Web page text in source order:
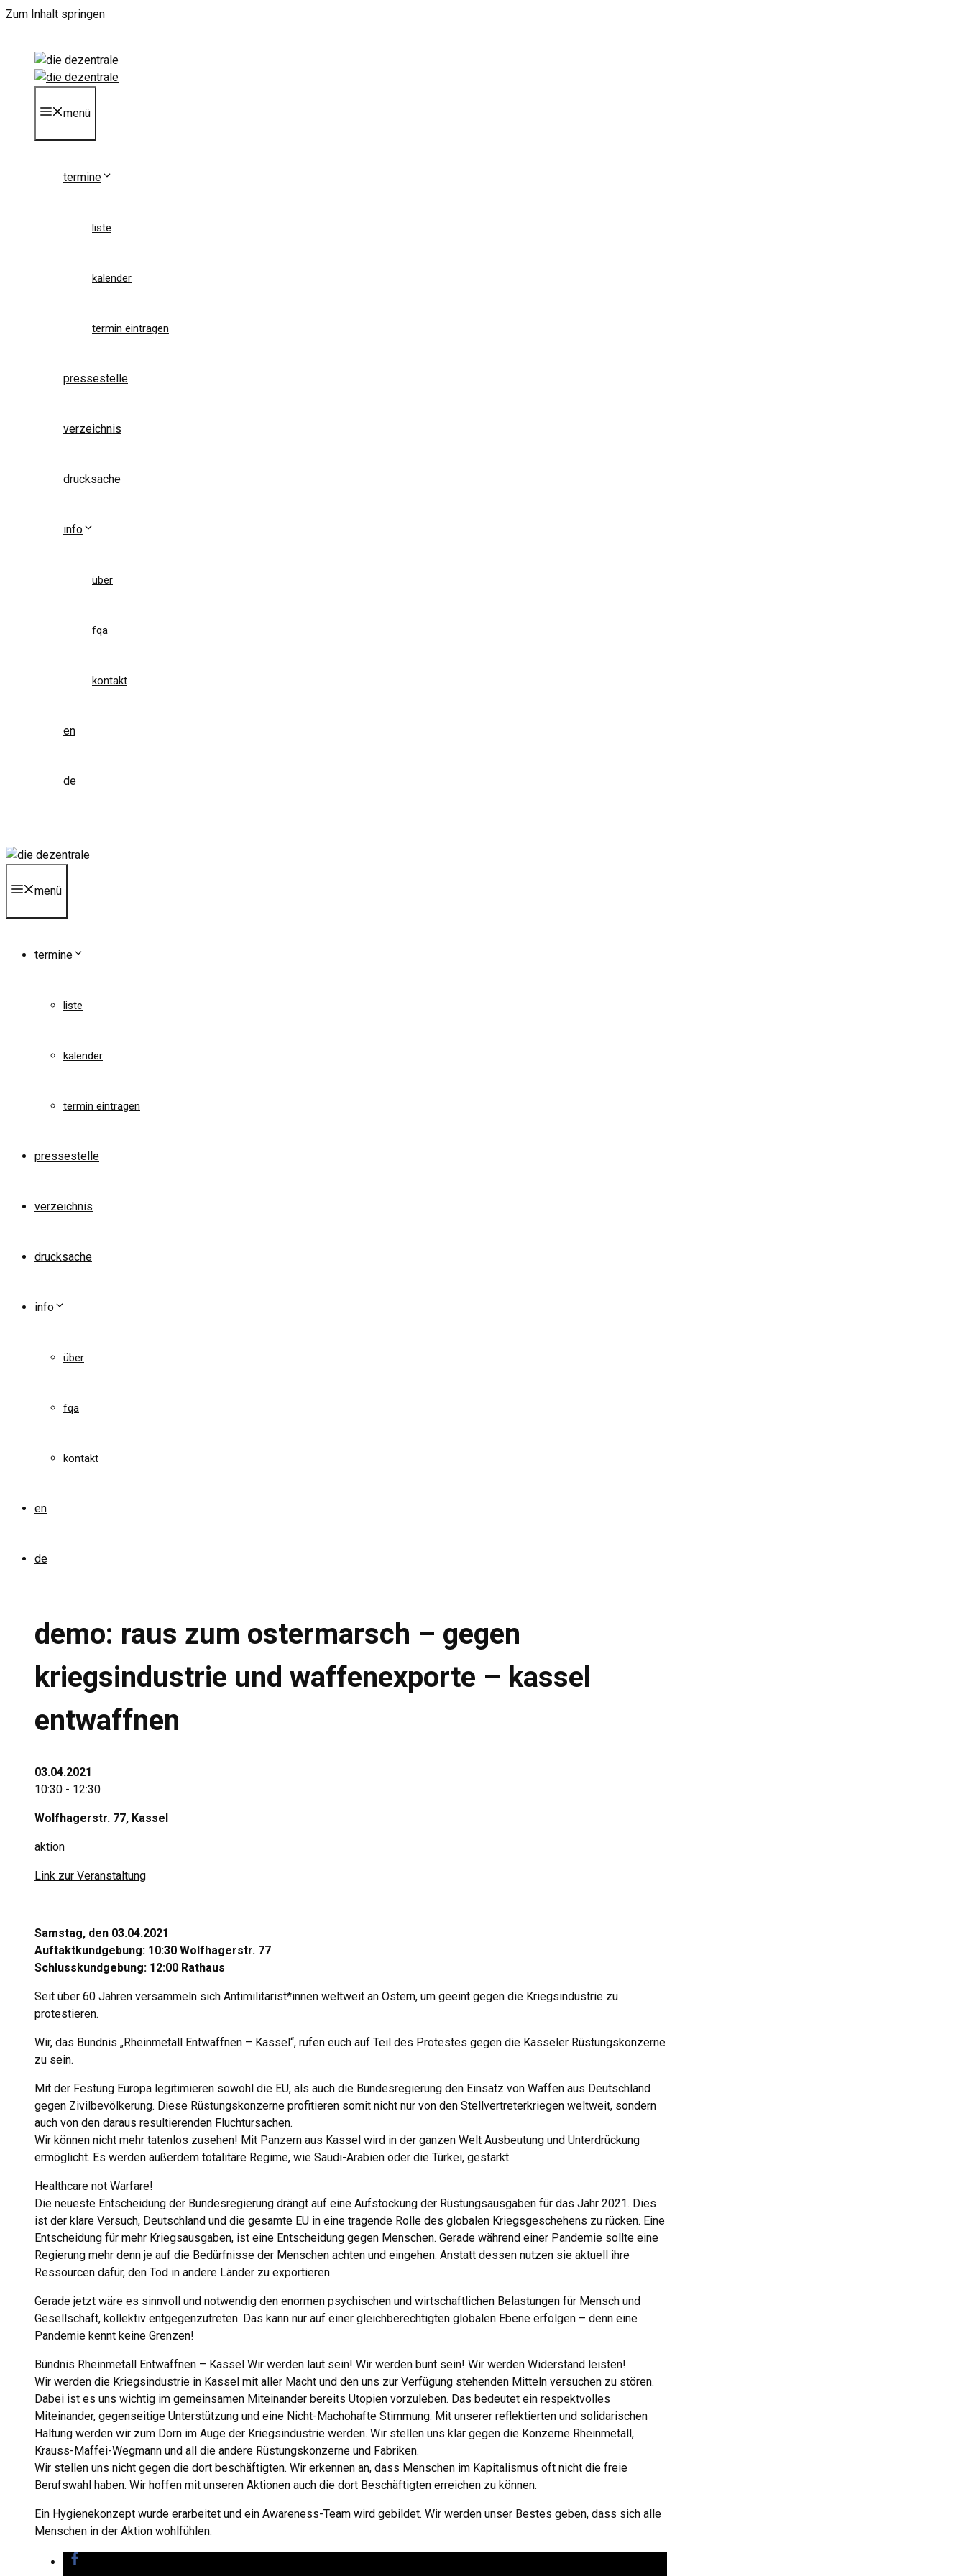
Zum Inhalt springen
menü
termine
liste
kalender
termin eintragen
pressestelle
verzeichnis
drucksache
info
über
fqa
kontakt
en
de
menü
termine
liste
kalender
termin eintragen
pressestelle
verzeichnis
drucksache
info
über
fqa
kontakt
en
de
demo: raus zum ostermarsch – gegen
kriegsindustrie und waffenexporte – kassel
entwaffnen
03.04.2021
10:30 - 12:30
Wolfhagerstr. 77, Kassel
aktion
Link zur Veranstaltung
Samstag, den 03.04.2021
Auftaktkundgebung: 10:30 Wolfhagerstr. 77
Schlusskundgebung: 12:00 Rathaus
Seit über 60 Jahren versammeln sich Antimilitarist*innen weltweit an Ostern, um geeint gegen die Kriegsindustrie zu
protestieren.
Wir, das Bündnis „Rheinmetall Entwaffnen – Kassel“, rufen euch auf Teil des Protestes gegen die Kasseler Rüstungskonzerne
zu sein.
Mit der Festung Europa legitimieren sowohl die EU, als auch die Bundesregierung den Einsatz von Waffen aus Deutschland
gegen Zivilbevölkerung. Diese Rüstungskonzerne profitieren somit nicht nur von den Stellvertreterkriegen weltweit, sondern
auch von den daraus resultierenden Fluchtursachen.
Wir können nicht mehr tatenlos zusehen! Mit Panzern aus Kassel wird in der ganzen Welt Ausbeutung und Unterdrückung
ermöglicht. Es werden außerdem totalitäre Regime, wie Saudi-Arabien oder die Türkei, gestärkt.
Healthcare not Warfare!
Die neueste Entscheidung der Bundesregierung drängt auf eine Aufstockung der Rüstungsausgaben für das Jahr 2021. Dies
ist der klare Versuch, Deutschland und die gesamte EU in eine tragende Rolle des globalen Kriegsgeschehens zu rücken. Eine
Entscheidung für mehr Kriegsausgaben, ist eine Entscheidung gegen Menschen. Gerade während einer Pandemie sollte eine
Regierung mehr denn je auf die Bedürfnisse der Menschen achten und eingehen. Anstatt dessen nutzen sie aktuell ihre
Ressourcen dafür, den Tod in andere Länder zu exportieren.
Gerade jetzt wäre es sinnvoll und notwendig den enormen psychischen und wirtschaftlichen Belastungen für Mensch und
Gesellschaft, kollektiv entgegenzutreten. Das kann nur auf einer gleichberechtigten globalen Ebene erfolgen – denn eine
Pandemie kennt keine Grenzen!
Bündnis Rheinmetall Entwaffnen – Kassel Wir werden laut sein! Wir werden bunt sein! Wir werden Widerstand leisten!
Wir werden die Kriegsindustrie in Kassel mit aller Macht und den uns zur Verfügung stehenden Mitteln versuchen zu stören.
Dabei ist es uns wichtig im gemeinsamen Miteinander bereits Utopien vorzuleben. Das bedeutet ein respektvolles
Miteinander, gegenseitige Unterstützung und eine Nicht-Machohafte Stimmung. Mit unserer reflektierten und solidarischen
Haltung werden wir zum Dorn im Auge der Kriegsindustrie werden. Wir stellen uns klar gegen die Konzerne Rheinmetall,
Krauss-Maffei-Wegmann und all die andere Rüstungskonzerne und Fabriken.
Wir stellen uns nicht gegen die dort beschäftigten. Wir erkennen an, dass Menschen im Kapitalismus oft nicht die freie
Berufswahl haben. Wir hoffen mit unseren Aktionen auch die dort Beschäftigten erreichen zu können.
Ein Hygienekonzept wurde erarbeitet und ein Awareness-Team wird gebildet. Wir werden unser Bestes geben, dass sich alle
Menschen in der Aktion wohlfühlen.